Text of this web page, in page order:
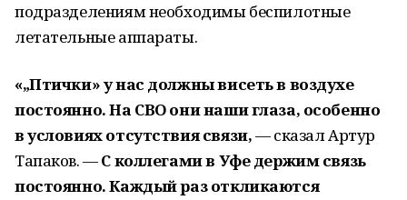
подразделениям необходимы беспилотные
летательные аппараты.
«„Птички» у нас должны висеть в воздухе
постоянно. На СВО они наши глаза, особенно
в условиях отсутствия связи,— сказал Артур
Тапаков. —С коллегами в Уфе держим связь
постоянно. Каждый раз откликаются